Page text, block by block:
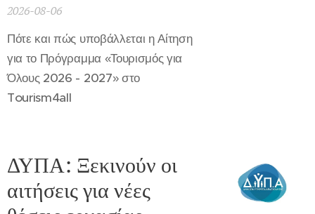
2026-08-06
Πότε και πώς υποβάλλεται η Αίτηση
για το Πρόγραμμα «Τουρισμός για
Όλους 2026 - 2027» στο
Tourism4all
ΔΥΠΑ: Ξεκινούν οι
αιτήσεις για νέες